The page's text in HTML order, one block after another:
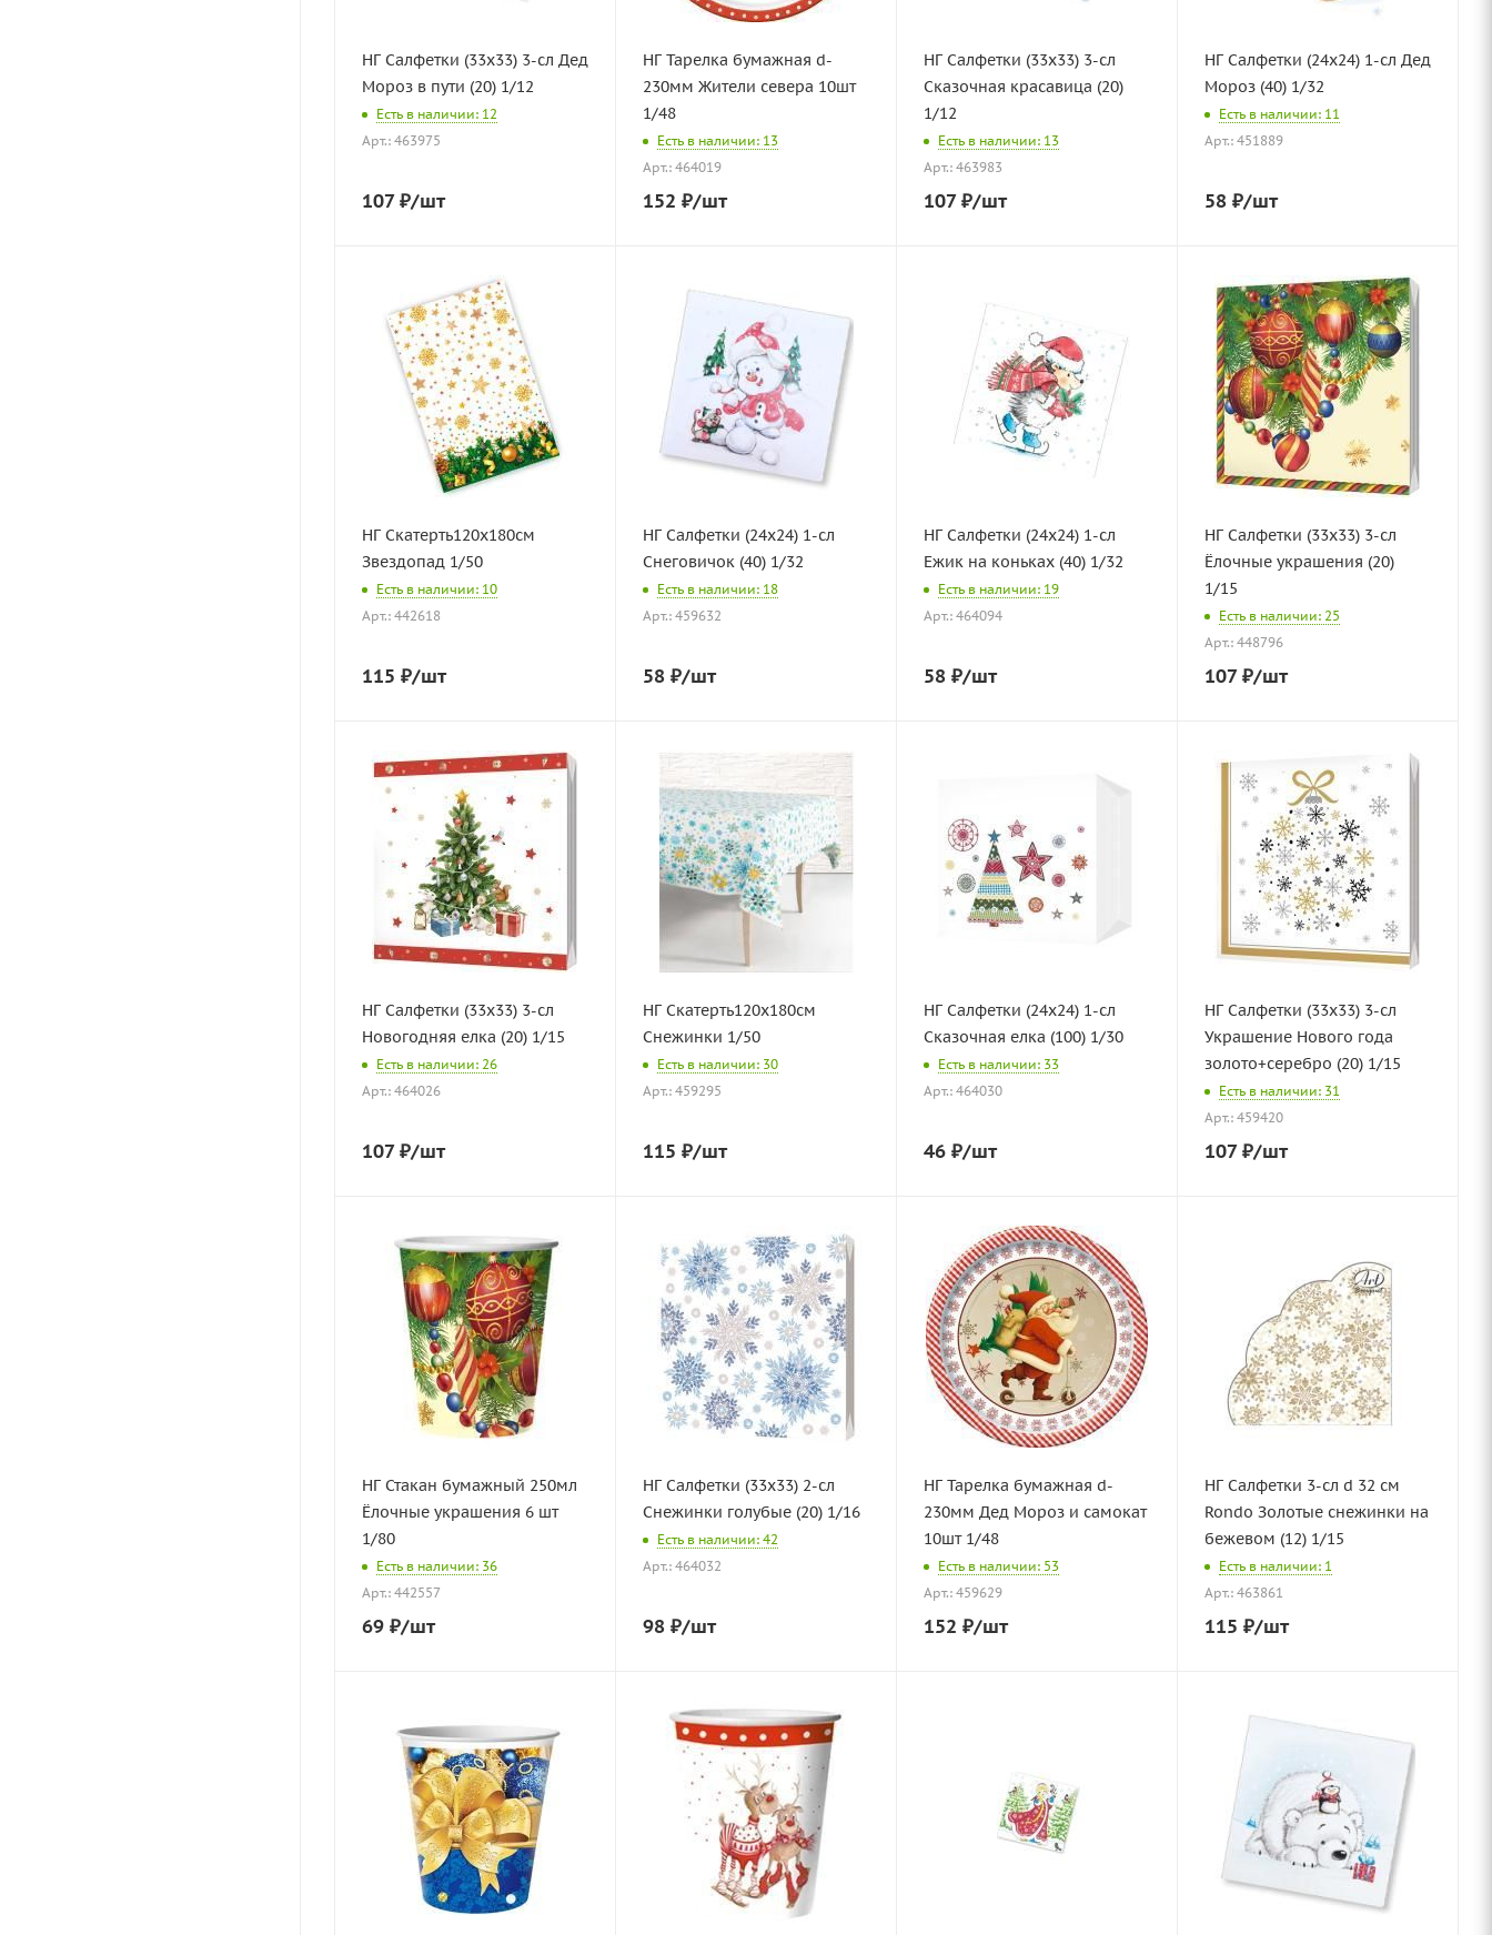
НГ Салфетки (33х33) 3-сл Дед
Мороз в пути (20) 1/12
Есть в наличии: 12
Арт.: 463975
107₽/шт
НГ Тарелка бумажная d-
230мм Жители севера 10шт
1/48
Есть в наличии: 13
Арт.: 464019
152 ₽/шт
НГ Салфетки (33х33) 3-сл
Сказочная красавица (20)
1/12
Есть в наличии: 13
Арт.: 463983
107₽/шт
НГ Салфетки (24х24) 1-сл Дед
Мороз (40) 1/32
Есть в наличии: 11
Арт.: 451889
58 ₽/шт
НГ Скатерть120х180см
Звездопад 1/50
Есть в наличии: 10
Арт.: 442618
115 ₽/шт
НГ Салфетки (24х24) 1-сл
Снеговичок (40) 1/32
Есть в наличии: 18
Арт.: 459632
58 ₽/шт
НГ Салфетки (24х24) 1-сл
Ежик на коньках (40) 1/32
Есть в наличии: 19
Арт.: 464094
58 ₽/шт
НГ Салфетки (33х33) 3-сл
Ёлочные украшения (20)
1/15
Есть в наличии: 25
Арт.: 448796
107₽/шт
НГ Салфетки (33х33) 3-сл
Новогодняя елка (20) 1/15
Есть в наличии: 26
Арт.: 464026
107₽/шт
НГ Скатерть120х180см
Снежинки 1/50
Есть в наличии: 30
Арт.: 459295
115 ₽/шт
НГ Салфетки (24х24) 1-сл
Сказочная елка (100) 1/30
Есть в наличии: 33
Арт.: 464030
46 ₽/шт
НГ Салфетки (33х33) 3-сл
Украшение Нового года
золото+серебро (20) 1/15
Есть в наличии: 31
Арт.: 459420
107₽/шт
НГ Стакан бумажный 250мл
Ёлочные украшения 6 шт
1/80
Есть в наличии: 36
Арт.: 442557
69 ₽/шт
НГ Салфетки (33х33) 2-сл
Снежинки голубые (20) 1/16
Есть в наличии: 42
Арт.: 464032
98 ₽/шт
НГ Тарелка бумажная d-
230мм Дед Мороз и самокат
10шт 1/48
Есть в наличии: 53
Арт.: 459629
152 ₽/шт
НГ Салфетки 3-сл d 32 см
Rondo Золотые снежинки на
бежевом (12) 1/15
Есть в наличии: 1
Арт.: 463861
115 ₽/шт